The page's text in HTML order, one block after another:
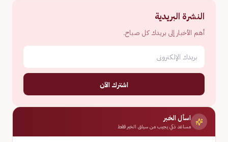
النشرة البريدية
أهم الأخبار إلى بريدك كل صباح.
اشترك الآن
اسأل الخبر
مساعد ذكي يجيب من سياق الخبر فقط